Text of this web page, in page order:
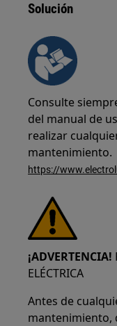
Solución
Consulte
del manual de
realizar
mantenimiento.
https://
¡ADVERTENCIA!
ELÉCTRICA
Antes de
mantenimiento,